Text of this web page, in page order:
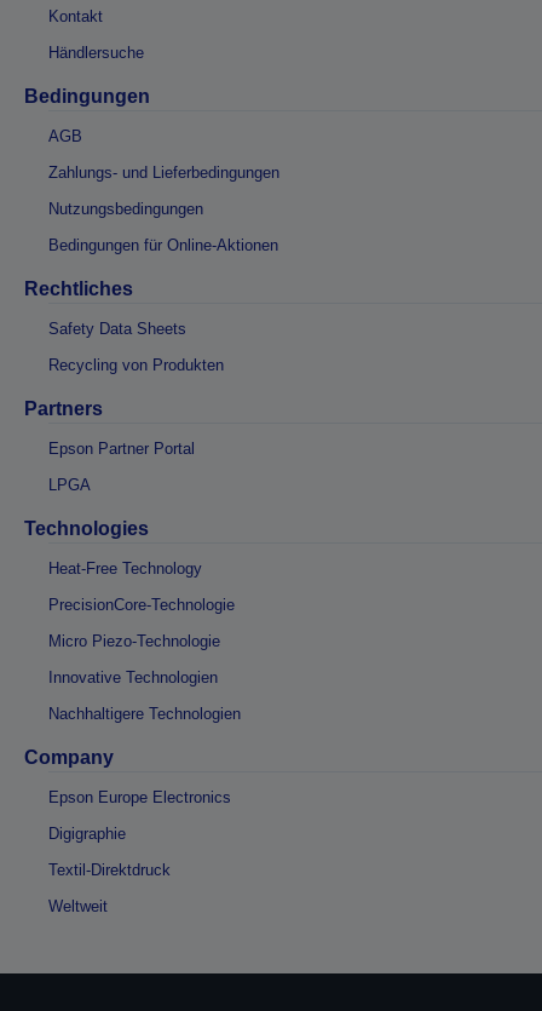
Kontakt
Händlersuche
Bedingungen
AGB
Zahlungs- und Lieferbedingungen
Nutzungsbedingungen
Bedingungen für Online-Aktionen
Rechtliches
Safety Data Sheets
Recycling von Produkten
Partners
Epson Partner Portal
LPGA
Technologies
Heat-Free Technology
PrecisionCore-Technologie
Micro Piezo-Technologie
Innovative Technologien
Nachhaltigere Technologien
Company
Epson Europe Electronics
Digigraphie
Textil-Direktdruck
Weltweit